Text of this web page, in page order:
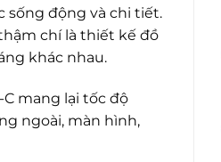
sống động và chi tiết.
chí là thiết kế đồ
khác nhau.
mang lại tốc độ
ngoài, màn hình,